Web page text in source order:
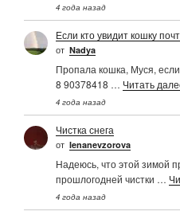
4 года назад
Если кто увидит кошку
от Nadya
Пропала кошка, Муся,
8 90378418 … Читать
4 года назад
Чистка снега
от Ienanevzorova
Надеюсь, что этой зимой
прошлогодней чистки …
4 года назад